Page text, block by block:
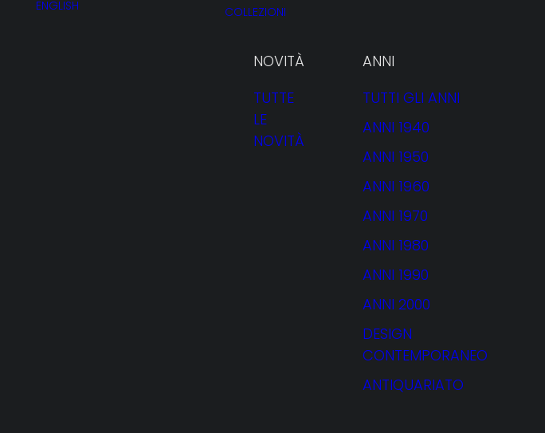
ENGLISH COLLEZIONI
NOVITÀ
TUTTE
LE
NOVITÀ
ANNI
TUTTI GLI ANNI
ANNI 1940
ANNI 1950
ANNI 1960
ANNI 1970
ANNI 1980
ANNI 1990
ANNI 2000
DESIGN
CONTEMPORANEO
ANTIQUARIATO